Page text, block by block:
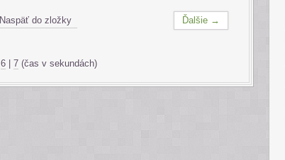
Ďalšie →
Naspäť do zložky
6 7 (čas v sekundách)